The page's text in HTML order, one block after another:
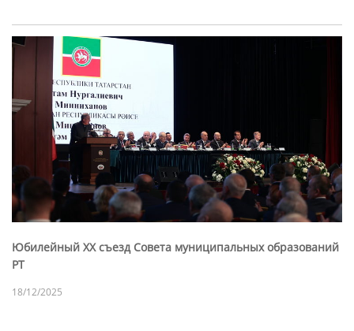
Юбилейный XX съезд Совета муниципальных образований
РТ
18/12/2025